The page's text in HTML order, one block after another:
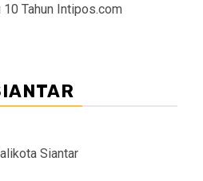
10 Tahun Intipos.com
Siantar